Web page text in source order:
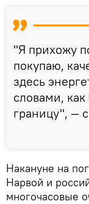
"Я прихожу
покупаю,
здесь
словами,
границу", —
Накануне на
Нарвой и
многочасовые